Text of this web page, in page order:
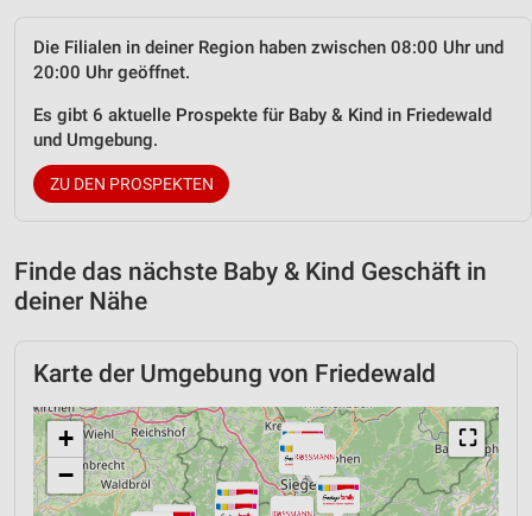
Die Filialen in deiner Region haben zwischen 08:00 Uhr und
20:00 Uhr geöffnet.
Es gibt 6 aktuelle Prospekte für Baby & Kind in Friedewald
und Umgebung.
ZU DEN PROSPEKTEN
Finde das nächste Baby & Kind Geschäft in
deiner Nähe
Karte der Umgebung von Friedewald
⛶
+
−